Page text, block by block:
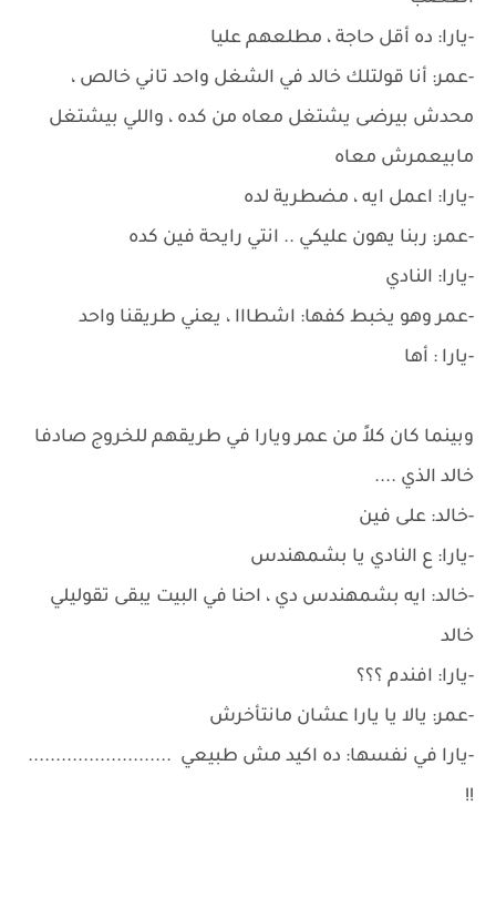
-يارا: ده أقل حاجة ، مطلعهم عليا
-عمر: أنا قولتلك خالد في الشغل واحد تاني خالص ،
محدش بيرضى يشتغل معاه من كده ، واللي بيشتغل
مابيعمرش معاه
-يارا: اعمل ايه ، مضطرية لده
-عمر: ربنا يهون عليكي .. انتي رايحة فين كده
-يارا: النادي
-عمر وهو يخبط كفها: اشطااا ، يعني طريقنا واحد
-يارا : أها
وبينما كان كلاً من عمر ويارا في طريقهم للخروج صادفا
خالد الذي ....
-خالد: على فين
-يارا: ع النادي يا بشمهندس
-خالد: ايه بشمهندس دي ، احنا في البيت يبقى تقوليلي
خالد
-يارا: افندم ؟؟؟
-عمر: يالا يا يارا عشان مانتأخرش
-يارا في نفسها: ده اكيد مش طبيعي ..........................
!!